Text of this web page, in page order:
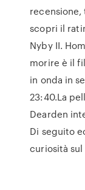
scopri il
Nyby II.
morire è il
in onda in
23:40.La
Dearden
Di seguito
curiosità